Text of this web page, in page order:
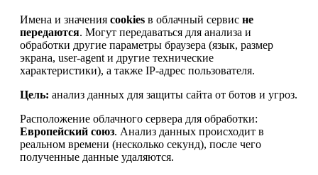
Имена и значения cookies в облачный сервис не
передаются. Могут передаваться для анализа и
обработки другие параметры браузера (язык, размер
экрана, user-agent и другие технические
характеристики), а также IP-адрес пользователя.
Цель: анализ данных для защиты сайта от ботов и угроз.
Расположение облачного сервера для обработки:
Европейский союз. Анализ данных происходит в
реальном времени (несколько секунд), после чего
полученные данные удаляются.